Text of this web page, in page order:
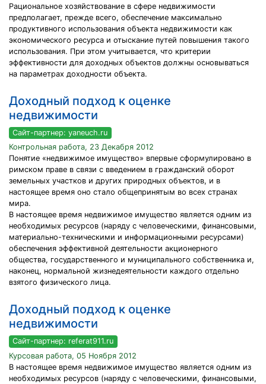
Рациональное хозяйствование в сфере недвижимости
предполагает, прежде всего, обеспечение максимально
продуктивного использования объекта недвижимости как
экономического ресурса и отыскание путей повышения такого
использования. При этом учитывается, что критерии
эффективности для доходных объектов должны основываться
на параметрах доходности объекта.
Доходный подход к оценке
недвижимости
Сайт-партнер: yaneuch.ru
Контрольная работа, 23 Декабря 2012
Понятие «недвижимое имущество» впервые сформулировано в
римском праве в связи с введением в гражданский оборот
земельных участков и других природных объектов, и в
настоящее время оно стало общепринятым во всех странах
мира.
В настоящее время недвижимое имущество является одним из
необходимых ресурсов (наряду с человеческими, финансовыми,
материально-техническими и информационными ресурсами)
обеспечения эффективной деятельности акционерного
общества, государственного и муниципального собственника и,
наконец, нормальной жизнедеятельности каждого отдельно
взятого физического лица.
Доходный подход к оценке
недвижимости
Сайт-партнер: referat911.ru
Курсовая работа, 05 Ноября 2012
В настоящее время недвижимое имущество является одним из
необходимых ресурсов (наряду с человеческими, финансовыми,